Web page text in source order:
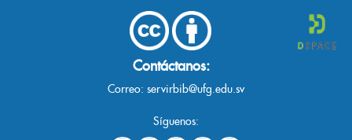
Contáctanos:
Correo: servirbib@ufg.edu.sv
Síguenos: